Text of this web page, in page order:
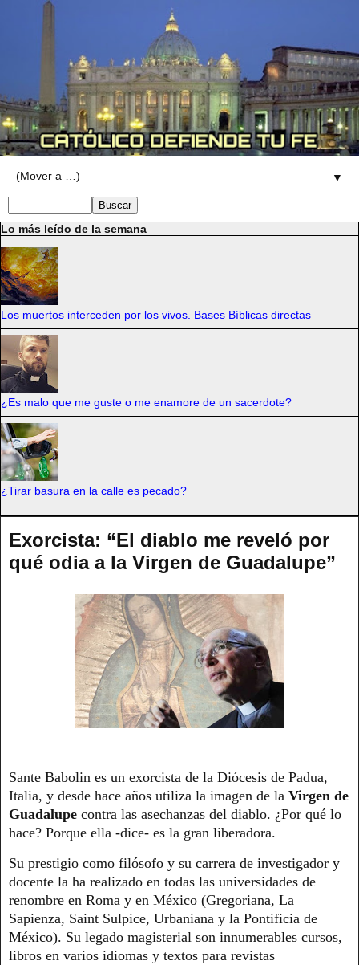
▼
Lo más leído de la semana
Los muertos interceden por los vivos. Bases Bíblicas directas
¿Es malo que me guste o me enamore de un sacerdote?
¿Tirar basura en la calle es pecado?
Exorcista: “El diablo me reveló por
qué odia a la Virgen de Guadalupe”
Sante Babolin es un exorcista de la Diócesis de Padua,
Italia, y desde hace años utiliza la imagen de la Virgen de
Guadalupe contra las asechanzas del diablo. ¿Por qué lo
hace? Porque ella -dice- es la gran liberadora.
Su prestigio como filósofo y su carrera de investigador y
docente la ha realizado en todas las universidades de
renombre en Roma y en México (Gregoriana, La
Sapienza, Saint Sulpice, Urbaniana y la Pontificia de
México). Su legado magisterial son innumerables cursos,
libros en varios idiomas y textos para revistas